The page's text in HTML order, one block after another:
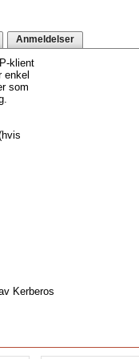
Anmeldelser
klient
enkel
som
Kerberos